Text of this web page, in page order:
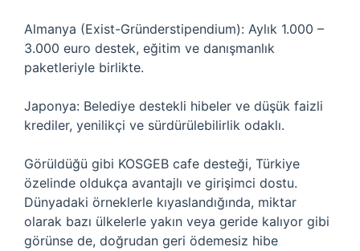
Almanya (Exist-Gründerstipendium): Aylık 1.000 –
3.000 euro destek, eğitim ve danışmanlık
paketleriyle birlikte.
Japonya: Belediye destekli hibeler ve düşük faizli
krediler, yenilikçi ve sürdürülebilirlik odaklı.
Görüldüğü gibi KOSGEB cafe desteği, Türkiye
özelinde oldukça avantajlı ve girişimci dostu.
Dünyadaki örneklerle kıyaslandığında, miktar
olarak bazı ülkelerle yakın veya geride kalıyor gibi
görünse de, doğrudan geri ödemesiz hibe